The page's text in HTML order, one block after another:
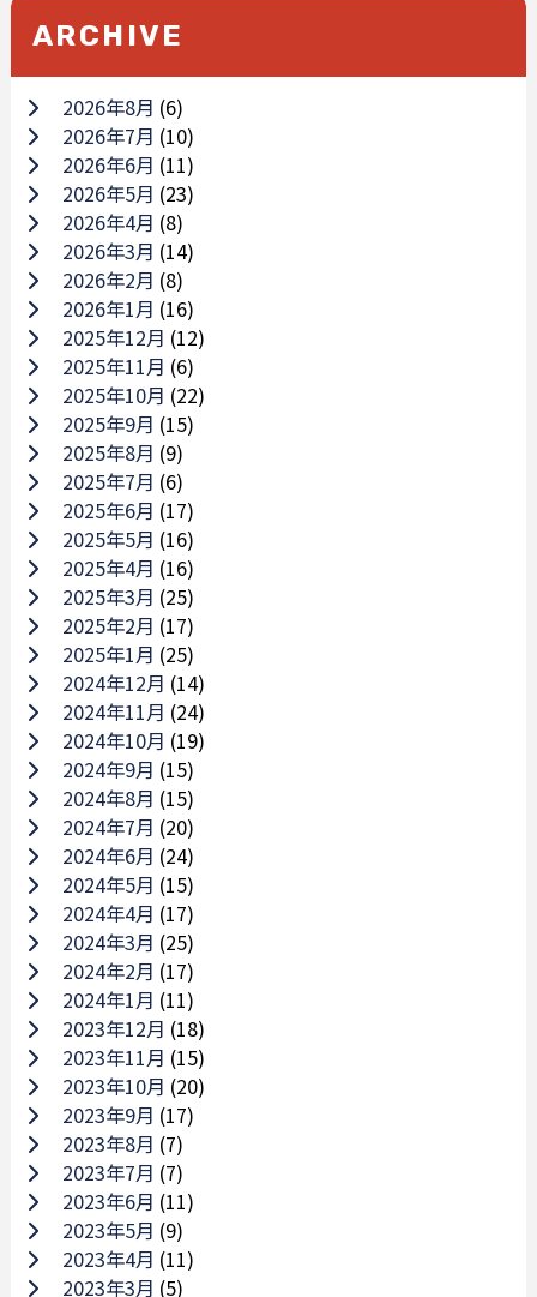
ARCHIVE
2026年8月 (6)
2026年7月 (10)
2026年6月 (11)
2026年5月 (23)
2026年4月 (8)
2026年3月 (14)
2026年2月 (8)
2026年1月 (16)
2025年12月 (12)
2025年11月 (6)
2025年10月 (22)
2025年9月 (15)
2025年8月 (9)
2025年7月 (6)
2025年6月 (17)
2025年5月 (16)
2025年4月 (16)
2025年3月 (25)
2025年2月 (17)
2025年1月 (25)
2024年12月 (14)
2024年11月 (24)
2024年10月 (19)
2024年9月 (15)
2024年8月 (15)
2024年7月 (20)
2024年6月 (24)
2024年5月 (15)
2024年4月 (17)
2024年3月 (25)
2024年2月 (17)
2024年1月 (11)
2023年12月 (18)
2023年11月 (15)
2023年10月 (20)
2023年9月 (17)
2023年8月 (7)
2023年7月 (7)
2023年6月 (11)
2023年5月 (9)
2023年4月 (11)
2023年3月 (5)